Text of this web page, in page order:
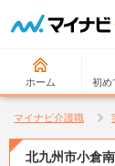
ホーム 初め
マイナビ介護職
北九州市小倉